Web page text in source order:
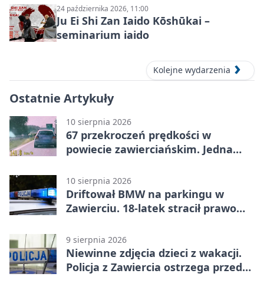
24 października 2026, 11:00
Ju Ei Shi Zan Iaido Kōshūkai –
seminarium iaido
Kolejne wydarzenia
Ostatnie Artykuły
10 sierpnia 2026
67 przekroczeń prędkości w
powiecie zawierciańskim. Jedna
10 sierpnia 2026
Driftował BMW na parkingu w
Zawierciu. 18-latek stracił prawo
9 sierpnia 2026
Niewinne zdjęcia dzieci z wakacji.
Policja z Zawiercia ostrzega przed